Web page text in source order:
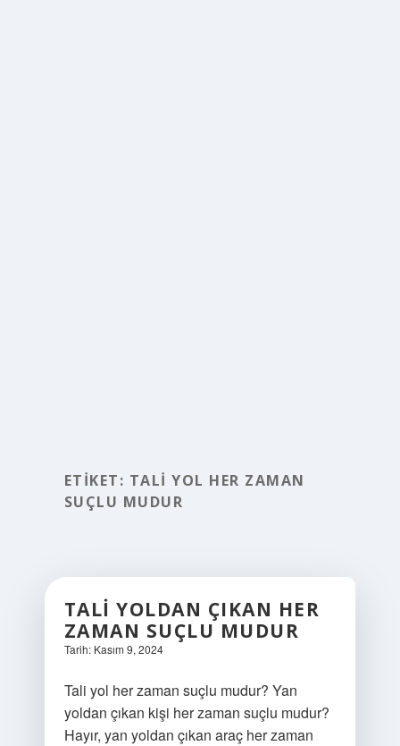
ETIKET: TALI YOL HER ZAMAN
SUÇLU MUDUR
TALI YOLDAN ÇIKAN HER
ZAMAN SUÇLU MUDUR
Tarih: Kasım 9, 2024
Tali yol her zaman suçlu mudur? Yan
yoldan çıkan kişi her zaman suçlu mudur?
Hayır, yan yoldan çıkan araç her zaman